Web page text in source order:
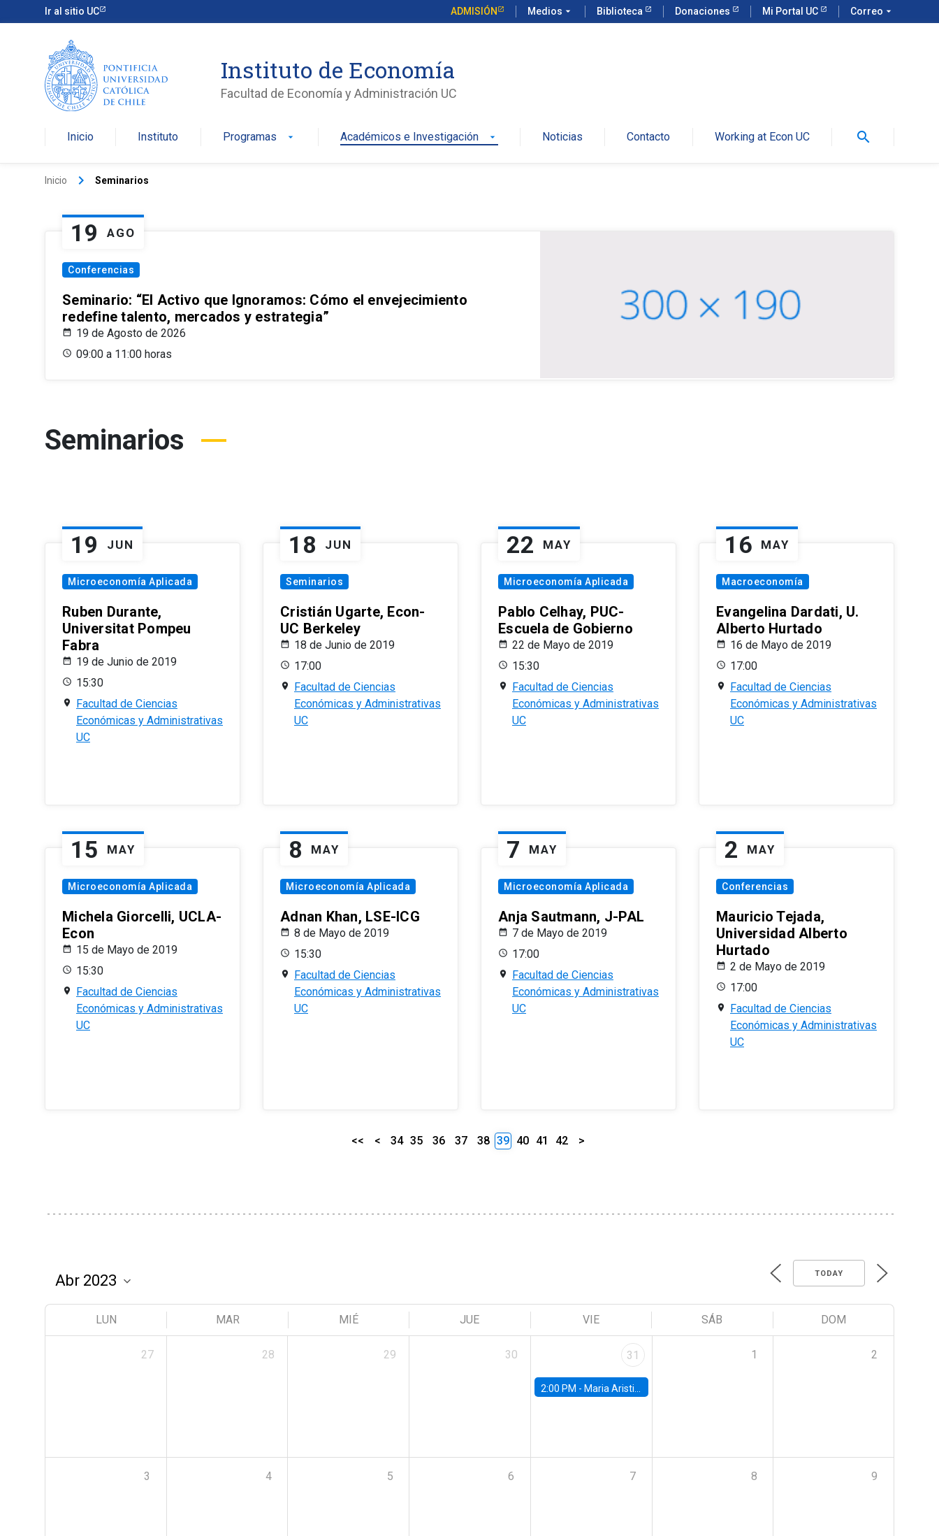
Ir al sitio UC ADMISIÓN Medios arrow_drop_down Biblioteca Donaciones Mi Portal UC Correo arrow_drop_down
Instituto de Economía
Facultad de Economía y Administración UC
Inicio Instituto Programas arrow_drop_down Académicos e Investigación arrow_drop_down Noticias Contacto Working at Econ UC search
Inicio keyboard_arrow_right Seminarios
19 AGO
Conferencias
Seminario: “El Activo que Ignoramos: Cómo el envejecimiento
redefine talento, mercados y estrategia”
19 de Agosto de 2026
09:00 a 11:00 horas
Seminarios
19 JUN
Microeconomía Aplicada
Ruben Durante,
Universitat Pompeu
Fabra
19 de Junio de 2019
15:30
Facultad de Ciencias
Económicas y Administrativas
UC
18 JUN
Seminarios
Cristián Ugarte, Econ-
UC Berkeley
18 de Junio de 2019
17:00
Facultad de Ciencias
Económicas y Administrativas
UC
22 MAY
Microeconomía Aplicada
Pablo Celhay, PUC-
Escuela de Gobierno
22 de Mayo de 2019
15:30
Facultad de Ciencias
Económicas y Administrativas
UC
16 MAY
Macroeconomía
Evangelina Dardati, U.
Alberto Hurtado
16 de Mayo de 2019
17:00
Facultad de Ciencias
Económicas y Administrativas
UC
15 MAY
Microeconomía Aplicada
Michela Giorcelli, UCLA-
Econ
15 de Mayo de 2019
15:30
Facultad de Ciencias
Económicas y Administrativas
UC
8 MAY
Microeconomía Aplicada
Adnan Khan, LSE-ICG
8 de Mayo de 2019
15:30
Facultad de Ciencias
Económicas y Administrativas
UC
7 MAY
Microeconomía Aplicada
Anja Sautmann, J-PAL
7 de Mayo de 2019
17:00
Facultad de Ciencias
Económicas y Administrativas
UC
2 MAY
Conferencias
Mauricio Tejada,
Universidad Alberto
Hurtado
2 de Mayo de 2019
17:00
Facultad de Ciencias
Económicas y Administrativas
UC
<< < 34 35 36 37 38 39 40 41 42 >
TODAY
LUN MAR MIÉ JUE VIE SÁB DOM
27 28 29 30 31
2:00 PM - Maria Aristizabal-Ramirez, FED Board
1 2
3 4 5 6 7 8 9